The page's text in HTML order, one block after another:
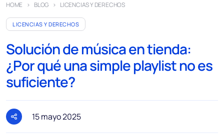
Playlist
Anuncios
Sectores
Precios
Sobre nosotros
Socios
Cómo funciona
HOME BLOG LICENCIAS Y DERECHOS
LICENCIAS Y DERECHOS
Solución de música en tienda:
¿Por qué una simple playlist no es
suficiente?
15 mayo 2025